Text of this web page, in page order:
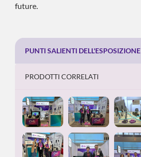
future.
PUNTI SALIENTI DELL'ESPOSIZIONE
PRODOTTI CORRELATI